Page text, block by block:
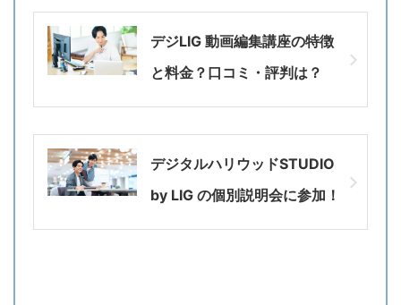
デジLIG 動画編集講座の特徴
と料金？口コミ・評判は？
デジタルハリウッドSTUDIO
by LIG の個別説明会に参加！